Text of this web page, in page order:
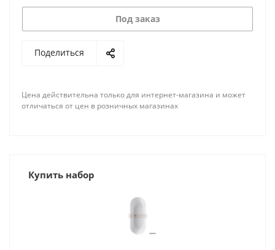
Под заказ
Поделиться
Цена действительна только для интернет-магазина и может
отличаться от цен в розничных магазинах
Купить набор